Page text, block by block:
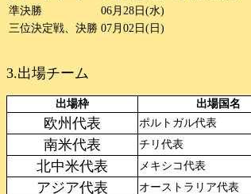
準決勝
06月28日(水)
三位決定戦、決勝 07月02日(日)
3.出場チーム
出場枠 出場国名
欧州代表 ポルトガル代表
南米代表 チリ代表
北中米代表 メキシコ代表
アジア代表 オーストラリア代表